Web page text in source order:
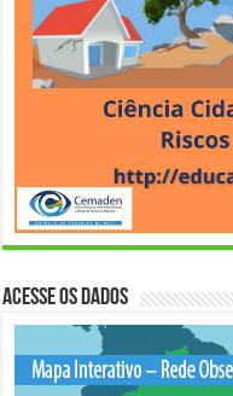
Acesse os Dados